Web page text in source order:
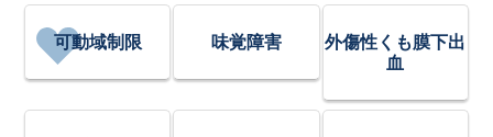
可動域制限 味覚障害
外傷性くも膜下出
血